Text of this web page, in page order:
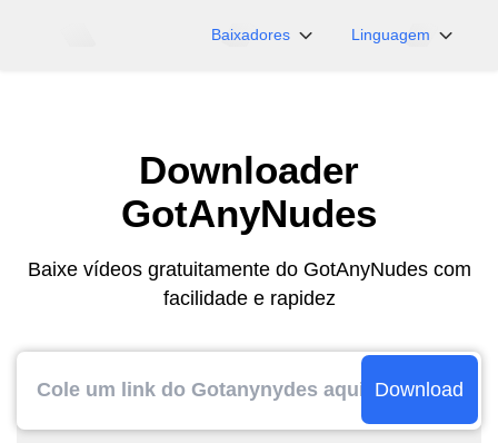
Baixadores
iFunny
OnlyFans
Myfans
....e mais sites
Linguagem
Português
한국어
Downloader
GotAnyNudes
Baixe vídeos gratuitamente do GotAnyNudes com
facilidade e rapidez
Download